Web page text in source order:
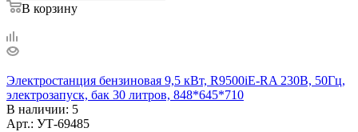
В корзину
Электростанция бензиновая 9,5 кВт, R9500iE-RA 230В, 50Гц,
электрозапуск, бак 30 литров, 848*645*710
В наличии: 5
Арт.: УТ-69485